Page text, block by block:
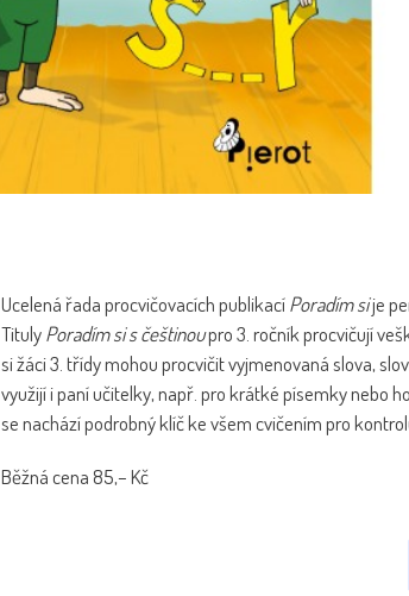
Ucelená řada procvičovacích publikacíPoradím sije
TitulyPoradím si s češtinoupro 3. ročník procvičují
si žáci 3. třídy mohou procvičit vyjmenovaná slova,
využijí i paní učitelky, např. pro krátké písemky nebo
se nachází podrobný klíč ke všem cvičením pro
Běžná cena 85,– Kč